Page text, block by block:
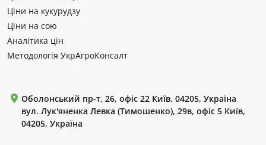
Ціни на кукурудзу
Ціни на сою
Аналітика цін
Методологія УкрАгроКонсалт
Оболонський пр-т, 26, офіс 22 Київ, 04205, Україна
вул. Лук'яненка Левка (Тимошенко), 29в, офіс 5 Київ,
04205, Україна